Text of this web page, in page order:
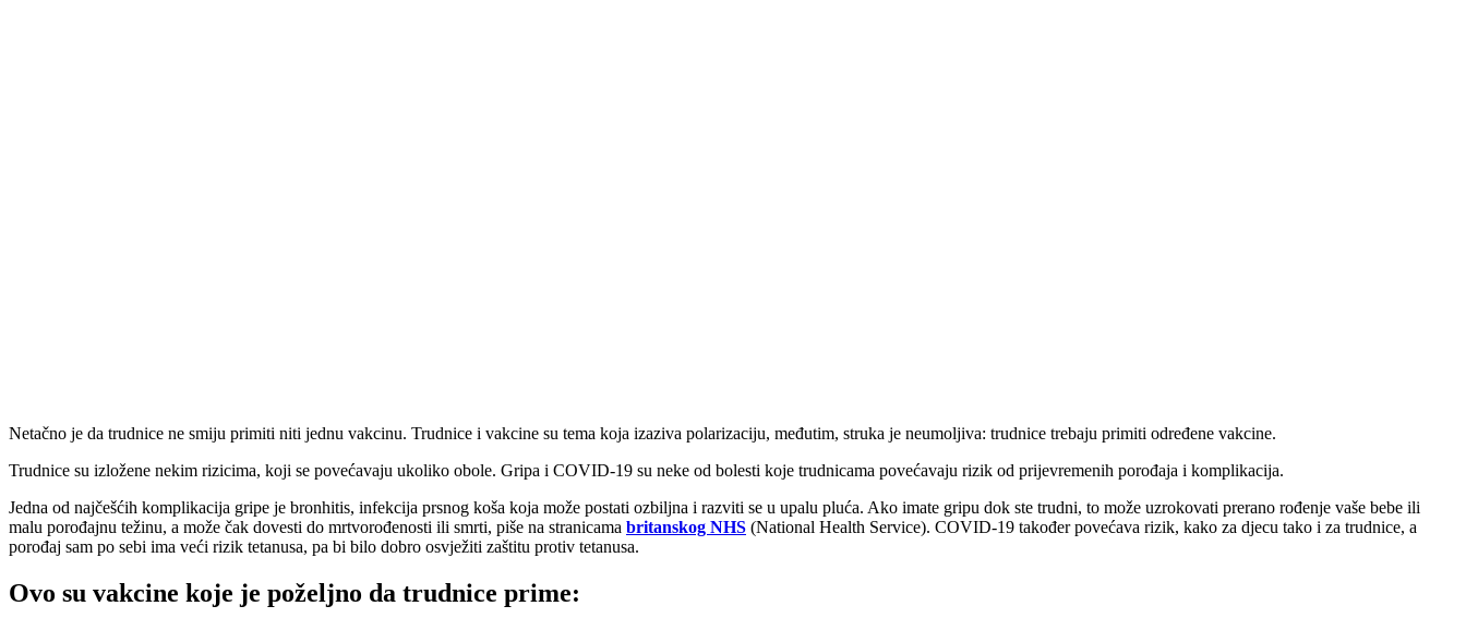
Netačno je da trudnice ne smiju primiti niti jednu vakcinu. Trudnice i vakcine su tema koja izaziva polarizaciju, međutim, struka je neumoljiva: trudnice trebaju primiti određene vakcine.
Trudnice su izložene nekim rizicima, koji se povećavaju ukoliko obole. Gripa i COVID-19 su neke od bolesti koje trudnicama povećavaju rizik od prijevremenih porođaja i komplikacija.
Jedna od najčešćih komplikacija gripe je bronhitis, infekcija prsnog koša koja može postati ozbiljna i razviti se u upalu pluća. Ako imate gripu dok ste trudni, to može uzrokovati prerano rođenje vaše bebe ili
malu porođajnu težinu, a može čak dovesti do mrtvorođenosti ili smrti, piše na stranicama britanskog NHS (National Health Service). COVID-19 također povećava rizik, kako za djecu tako i za trudnice, a
porođaj sam po sebi ima veći rizik tetanusa, pa bi bilo dobro osvježiti zaštitu protiv tetanusa.
Ovo su vakcine koje je poželjno da trudnice prime: